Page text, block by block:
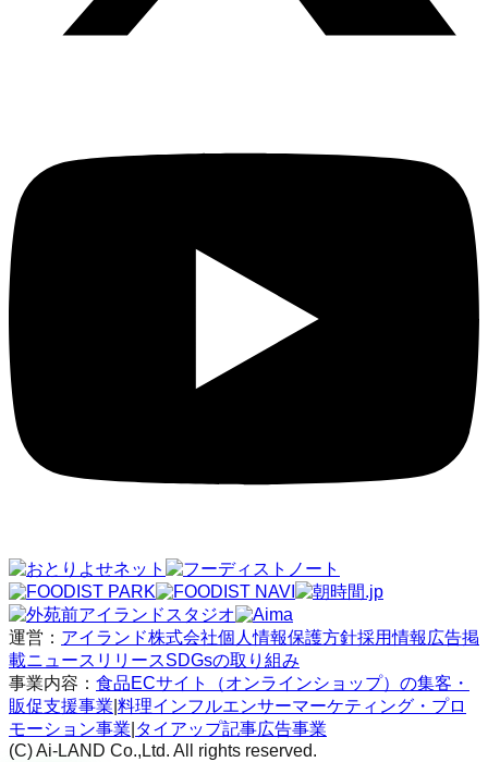
運営： アイランド株式会社個人情報保護方針採用情報 広告掲
載ニュースリリースSDGsの取り組み
事業内容： 食品ECサイト（オンラインショップ）の集客・
販促支援事業 料理インフルエンサーマーケティング・プロ
モーション事業 タイアップ記事広告事業
(C) Ai-LAND Co.,Ltd. All rights reserved.